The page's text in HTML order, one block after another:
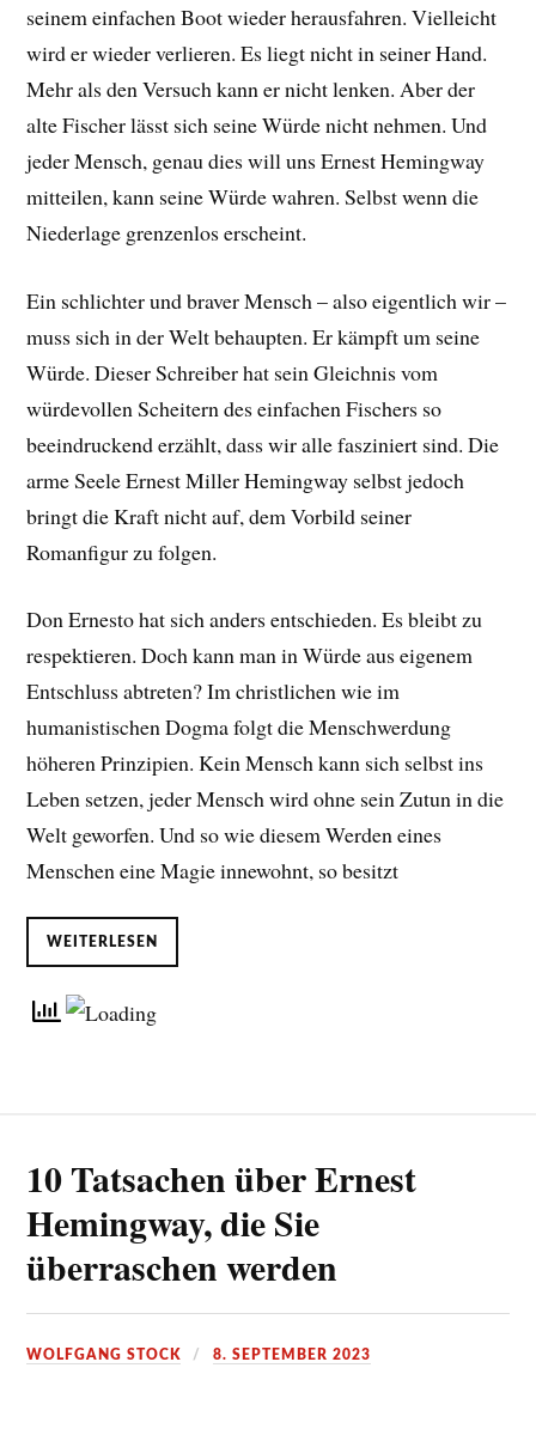
seinem einfachen Boot wieder herausfahren. Vielleicht
wird er wieder verlieren. Es liegt nicht in seiner Hand.
Mehr als den Versuch kann er nicht lenken. Aber der
alte Fischer lässt sich seine Würde nicht nehmen. Und
jeder Mensch, genau dies will uns Ernest Hemingway
mitteilen, kann seine Würde wahren. Selbst wenn die
Niederlage grenzenlos erscheint.
Ein schlichter und braver Mensch – also eigentlich wir –
muss sich in der Welt behaupten. Er kämpft um seine
Würde. Dieser Schreiber hat sein Gleichnis vom
würdevollen Scheitern des einfachen Fischers so
beeindruckend erzählt, dass wir alle fasziniert sind. Die
arme Seele Ernest Miller Hemingway selbst jedoch
bringt die Kraft nicht auf, dem Vorbild seiner
Romanfigur zu folgen.
Don Ernesto hat sich anders entschieden. Es bleibt zu
respektieren. Doch kann man in Würde aus eigenem
Entschluss abtreten? Im christlichen wie im
humanistischen Dogma folgt die Menschwerdung
höheren Prinzipien. Kein Mensch kann sich selbst ins
Leben setzen, jeder Mensch wird ohne sein Zutun in die
Welt geworfen. Und so wie diesem Werden eines
Menschen eine Magie innewohnt, so besitzt
WEITERLESEN
10 Tatsachen über Ernest
Hemingway, die Sie
überraschen werden
WOLFGANG STOCK 8. SEPTEMBER 2023